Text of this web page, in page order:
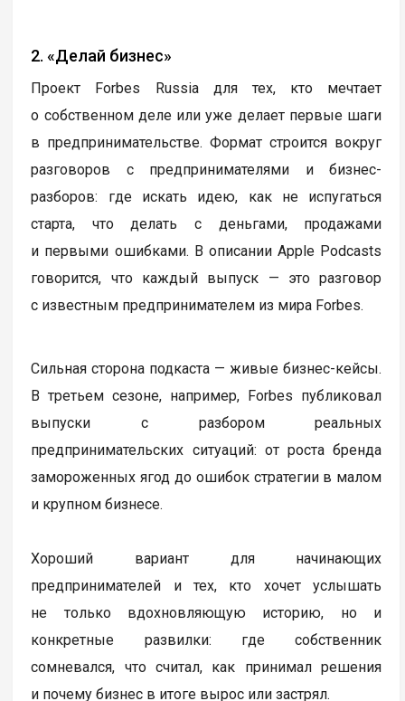
2. «Делай бизнес»
Проект Forbes Russia для тех, кто мечтает
о собственном деле или уже делает первые шаги
в предпринимательстве. Формат строится вокруг
разговоров с предпринимателями и бизнес-
разборов: где искать идею, как не испугаться
старта, что делать с деньгами, продажами
и первыми ошибками. В описании Apple Podcasts
говорится, что каждый выпуск — это разговор
с известным предпринимателем из мира Forbes.
Сильная сторона подкаста — живые бизнес-кейсы.
В третьем сезоне, например, Forbes публиковал
выпуски с разбором реальных
предпринимательских ситуаций: от роста бренда
замороженных ягод до ошибок стратегии в малом
и крупном бизнесе.
Хороший вариант для начинающих
предпринимателей и тех, кто хочет услышать
не только вдохновляющую историю, но и
конкретные развилки: где собственник
сомневался, что считал, как принимал решения
и почему бизнес в итоге вырос или застрял.